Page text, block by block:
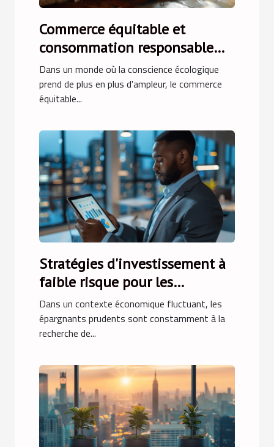
Commerce équitable et
consommation responsable
tendances et avenir du marché
Dans un monde où la conscience écologique
prend de plus en plus d'ampleur, le commerce
équitable...
Stratégies d'investissement à
faible risque pour les
épargnants prudents en 2023
Dans un contexte économique fluctuant, les
épargnants prudents sont constamment à la
recherche de...